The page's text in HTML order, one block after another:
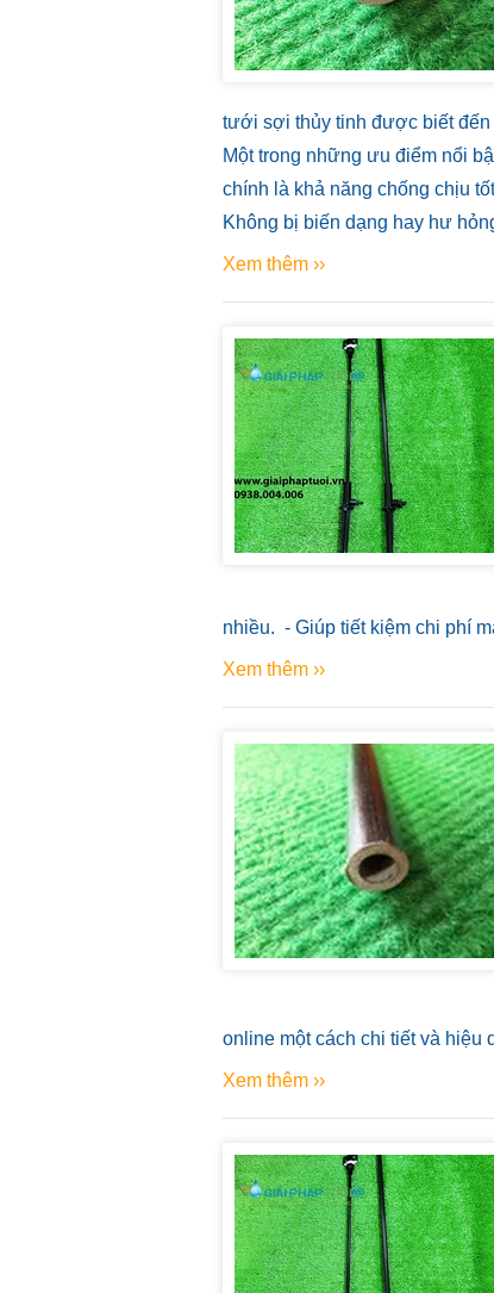
tưới sợi thủy tinh được biết
Một trong những ưu điểm nổi
chính là khả năng chống chịu
Không bị biến dạng hay hư
Xem thêm ››
nhiều. - Giúp tiết kiệm chi phí
Xem thêm ››
online một cách chi tiết và hiệu
Xem thêm ››